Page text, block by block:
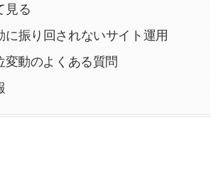
見る
に振り回されないサイト運用
変動のよくある質問